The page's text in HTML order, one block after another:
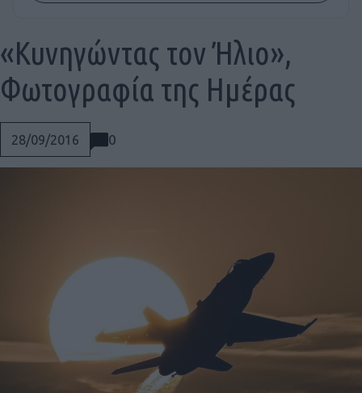
28/09/2016 0
«Κυνηγώντας τον Ήλιο»,
Φωτογραφία της Ημέρας